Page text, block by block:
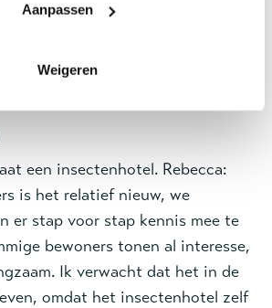
Aanpassen
Weigeren
of shoarma. Gooit men de kont
leidt weer tot meer
een insectenhotel. Rebecca:
is het relatief nieuw, we
er stap voor stap kennis mee te
bewoners tonen al interesse,
Ik verwacht dat het in de
omdat het insectenhotel zelf